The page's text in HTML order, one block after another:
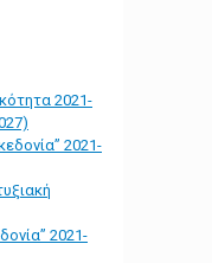
2021-
2021-
2021-